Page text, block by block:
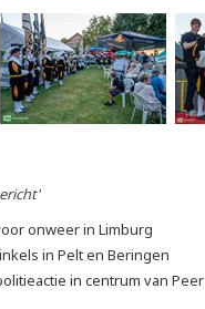
onweer in Limburg
in Pelt en Beringen
in centrum van Peer